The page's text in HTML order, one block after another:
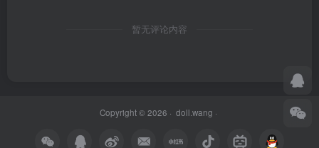
暂无评论内容
Copyright © 2026 · doll.wang ·